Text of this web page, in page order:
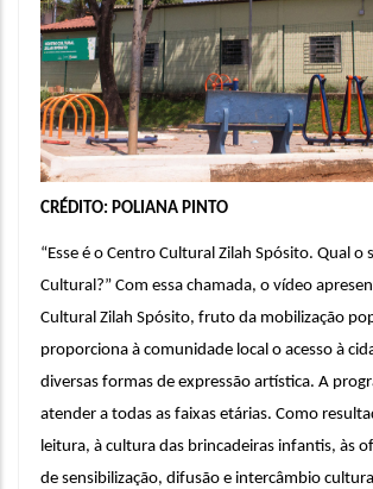
CRÉDITO: POLIANA PINTO
“Esse é o Centro Cultural Zilah Spósito. Qual o
Cultural?” Com essa chamada, o vídeo
Cultural Zilah Spósito, fruto da mobilização
proporciona à comunidade local o acesso à
diversas formas de expressão artística. A
atender a todas as faixas etárias. Como
leitura, à cultura das brincadeiras infantis, às
de sensibilização, difusão e intercâmbio